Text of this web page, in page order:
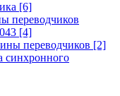
[6]
переводчиков
[4]
переводчиков [2]
синхронного